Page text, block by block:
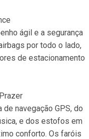
ágil e a segurança
por todo o lado,
de estacionamento
navegação GPS, do
e dos estofos em
conforto. Os faróis